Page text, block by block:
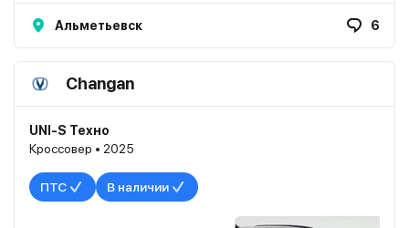
Альметьевск 6
Changan
UNI-S Техно
Кроссовер • 2025
ПТС В наличии